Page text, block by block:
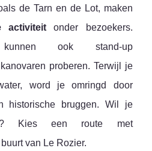
de Tarn en de Lot, maken
activiteitonder bezoekers.
kunnen ook stand-up
proberen. Terwijl je
word je omringd door
historische bruggen. Wil je
Kies een route met
van Le Rozier.